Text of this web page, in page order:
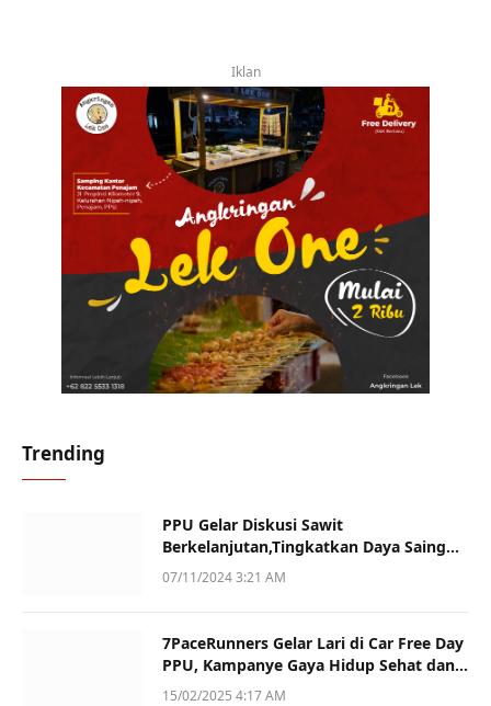
Iklan
Trending
PPU Gelar Diskusi Sawit
Berkelanjutan,Tingkatkan Daya Saing
dan Kualitas
07/11/2024 3:21 AM
7PaceRunners Gelar Lari di Car Free Day
PPU, Kampanye Gaya Hidup Sehat dan
Dukung UMKM
15/02/2025 4:17 AM